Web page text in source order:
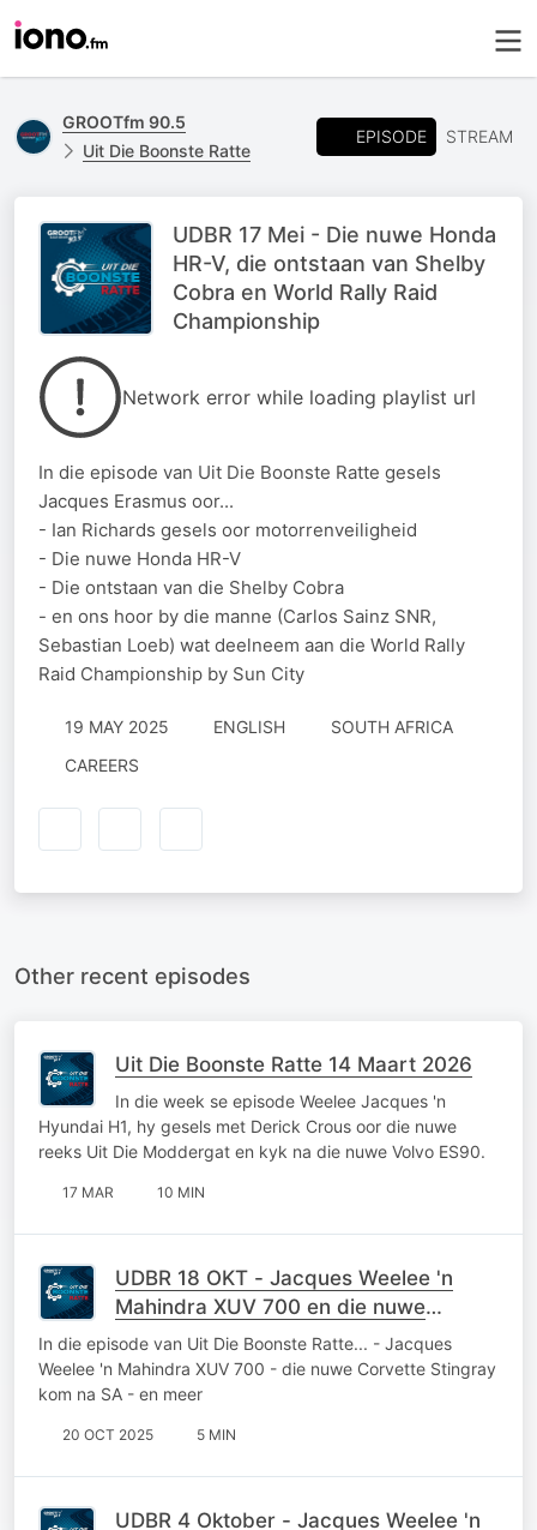
GROOTfm 90.5
Uit Die Boonste Ratte
EPISODE STREAM
UDBR 17 Mei - Die nuwe Honda
HR-V, die ontstaan van Shelby
Cobra en World Rally Raid
Championship
Network error while loading playlist url
In die episode van Uit Die Boonste Ratte gesels
Jacques Erasmus oor...
- Ian Richards gesels oor motorrenveiligheid
- Die nuwe Honda HR-V
- Die ontstaan van die Shelby Cobra
- en ons hoor by die manne (Carlos Sainz SNR,
Sebastian Loeb) wat deelneem aan die World Rally
Raid Championship by Sun City
19 MAY 2025 ENGLISH
SOUTH AFRICA
CAREERS
Other recent episodes
Uit Die Boonste Ratte 14 Maart 2026
In die week se episode Weelee Jacques 'n
Hyundai H1, hy gesels met Derick Crous oor die nuwe
reeks Uit Die Moddergat en kyk na die nuwe Volvo ES90.
17 MAR 10 MIN
UDBR 18 OKT - Jacques Weelee 'n
Mahindra XUV 700 en die nuwe
Corvette is op pad.
In die episode van Uit Die Boonste Ratte... - Jacques
Weelee 'n Mahindra XUV 700 - die nuwe Corvette Stingray
kom na SA - en meer
20 OCT 2025 5 MIN
UDBR 4 Oktober - Jacques Weelee 'n